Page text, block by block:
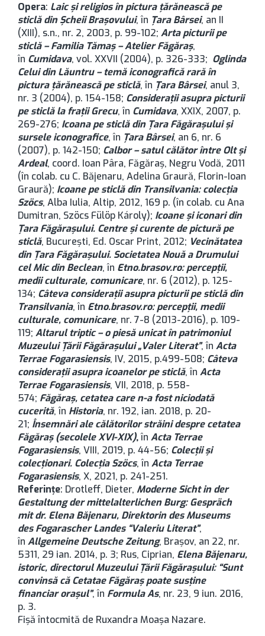
Opera: Laic şi religios în pictura ţărănească pe
sticlă din Şcheii Braşovului, în Ţara Bârsei, an II
(XIII), s.n., nr. 2, 2003, p. 99-102; Arta picturii pe
sticlă – Familia Tămaş – Atelier Făgăraş,
în Cumidava, vol. XXVII (2004), p. 326-333; Oglinda
Celui din Lăuntru – temă iconografică rară în
pictura ţărănească pe sticlă, în Ţara Bârsei, anul 3,
nr. 3 (2004), p. 154-158; Consideraţii asupra picturii
pe sticlă la fraţii Grecu, în Cumidava, XXIX, 2007, p.
269-276; Icoana pe sticlă din Ţara Făgăraşului şi
sursele iconografice, în Ţara Bârsei, an 6, nr. 6
(2007), p. 142-150; Calbor – satul călător între Olt şi
Ardeal, coord. Ioan Pâra, Făgăraş, Negru Vodă, 2011
(în colab. cu C. Băjenaru, Adelina Graură, Florin-Ioan
Graură); Icoane pe sticlă din Transilvania: colecţia
Szöcs, Alba Iulia, Altip, 2012, 169 p. (în colab. cu Ana
Dumitran, Szöcs Fülöp Károly); Icoane şi iconari din
Ţara Făgăraşului. Centre şi curente de pictură pe
sticlă, București, Ed. Oscar Print, 2012; Vecinătatea
din Ţara Făgăraşului. Societatea Nouă a Drumului
cel Mic din Beclean, în Etno.brasov.ro: percepţii,
medii culturale, comunicare, nr. 6 (2012), p. 125-
134; Câteva consideraţii asupra picturii pe sticlă din
Transilvania, în Etno.brasov.ro: percepţii, medii
culturale, comunicare, nr. 7-8 (2013-2016), p. 109-
119; Altarul triptic – o piesă unicat în patrimoniul
Muzeului Țării Făgărașului „Valer Literat”, în Acta
Terrae Fogarasiensis, IV, 2015, p.499-508; Câteva
considerații asupra icoanelor pe sticlă, în Acta
Terrae Fogarasiensis, VII, 2018, p. 558-
574; Făgăraş, cetatea care n-a fost niciodată
cucerită, în Historia, nr. 192, ian. 2018, p. 20-
21; Însemnări ale călătorilor străini despre cetatea
Făgăraș (secolele XVI-XIX),în Acta Terrae
Fogarasiensis, VIII, 2019, p. 44-56; Colecții și
colecționari. Colecția Szöcs, în Acta Terrae
Fogarasiensis, X, 2021, p. 241-251.
Referinţe: Drotleff, Dieter, Moderne Sicht in der
Gestaltung der mittelalterlichen Burg: Gespräch
mit dr. Elena Băjenaru, Direktorin des Museums
des Fogarascher Landes “Valeriu Literat”,
în Allgemeine Deutsche Zeitung, Brașov, an 22, nr.
5311, 29 ian. 2014, p. 3; Rus, Ciprian, Elena Băjenaru,
istoric, directorul Muzeului Ţării Făgăraşului: “Sunt
convinsă că Cetatae Făgăraş poate susţine
financiar oraşul”, în Formula As, nr. 23, 9 iun. 2016,
p. 3.
Fişă întocmită de Ruxandra Moaşa Nazare.